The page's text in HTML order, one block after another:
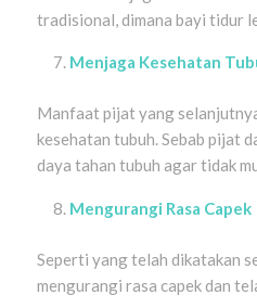
tradisional, dimana bayi tidur
Menjaga Kesehatan
Manfaat pijat yang
kesehatan tubuh. Sebab pijat
daya tahan tubuh agar tidak
Mengurangi Rasa Capek
Seperti yang telah dikatakan
mengurangi rasa capek dan